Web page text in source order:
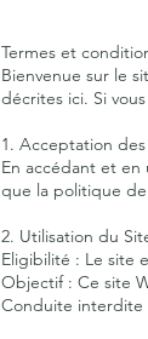
Termes et
Bienvenue sur le
décrites ici. Si
1. Acceptation
En accédant et en
que la politique
2. Utilisation du
Eligibilité : Le site
Objectif : Ce site
Conduite interdite